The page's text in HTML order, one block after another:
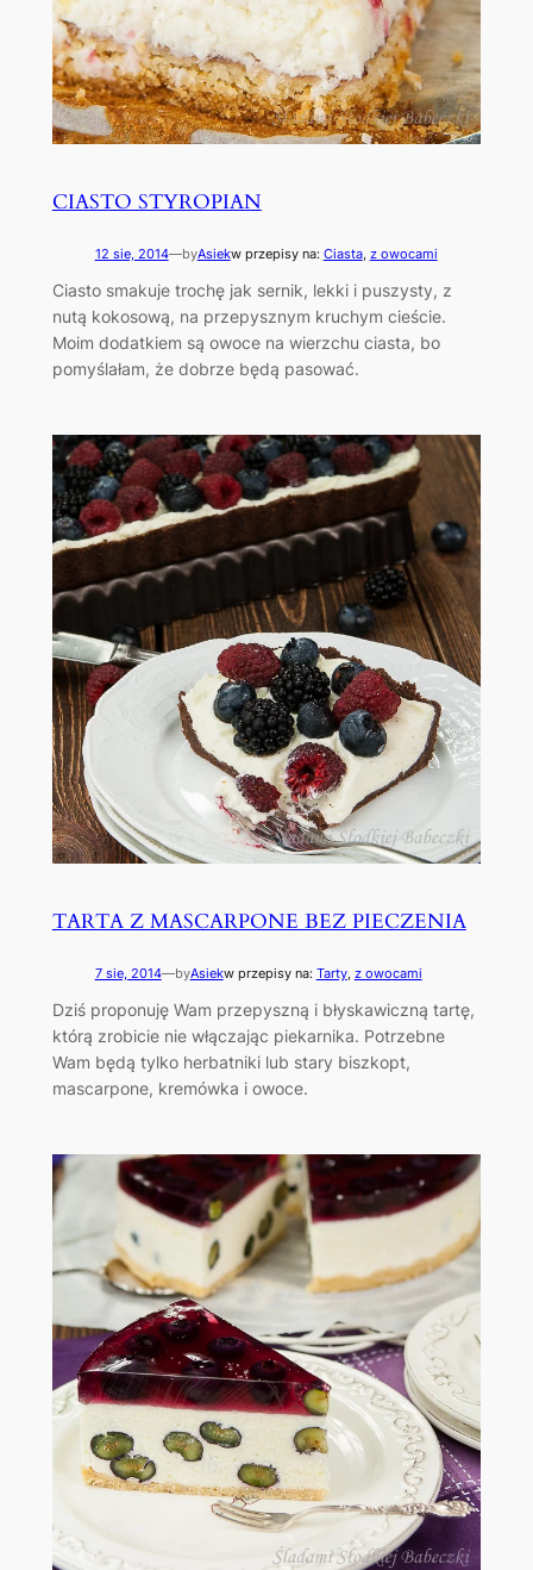
CIASTO STYROPIAN
12 sie, 2014—byAsiekw przepisy na: Ciasta, z owocami
Ciasto smakuje trochę jak sernik, lekki i puszysty, z
nutą kokosową, na przepysznym kruchym cieście.
Moim dodatkiem są owoce na wierzchu ciasta, bo
pomyślałam, że dobrze będą pasować.
TARTA Z MASCARPONE BEZ PIECZENIA
7 sie, 2014—byAsiekw przepisy na: Tarty, z owocami
Dziś proponuję Wam przepyszną i błyskawiczną tartę,
którą zrobicie nie włączając piekarnika. Potrzebne
Wam będą tylko herbatniki lub stary biszkopt,
mascarpone, kremówka i owoce.